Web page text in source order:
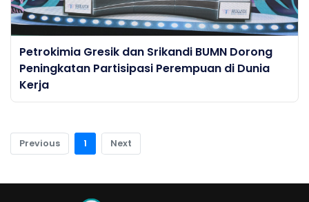
Petrokimia Gresik dan Srikandi BUMN Dorong
Peningkatan Partisipasi Perempuan di Dunia
Kerja
Previous 1 Next